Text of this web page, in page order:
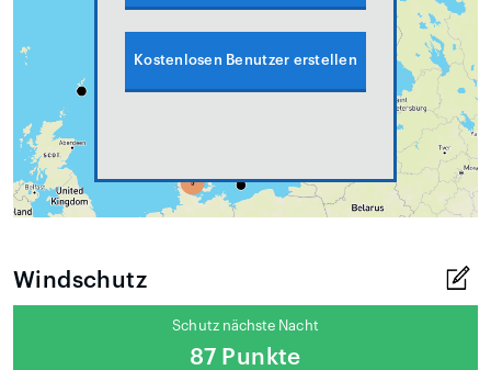
Kostenlosen Benutzer erstellen
Windschutz
Schutz nächste Nacht
87 Punkte